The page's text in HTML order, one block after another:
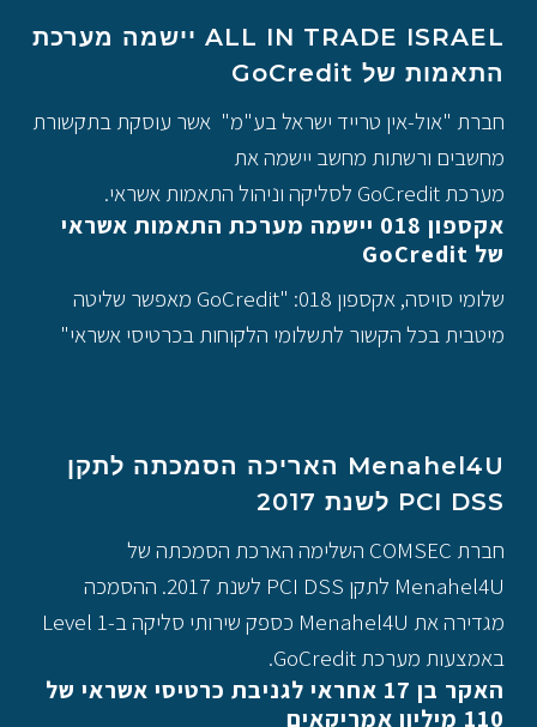
ALL IN TRADE ISRAEL יישמה מערכת
התאמות של GoCredit
חברת "אול-אין טרייד ישראל בע"מ" אשר עוסקת בתקשורת
מחשבים ורשתות מחשב יישמה את
מערכת GoCredit לסליקה וניהול התאמות אשראי.
אקספון 018 יישמה מערכת התאמות אשראי
של GoCredit
שלומי סויסה, אקספון 018: "GoCredit מאפשר שליטה
מיטבית בכל הקשור לתשלומי הלקוחות בכרטיסי אשראי"
Menahel4U האריכה הסמכתה לתקן
PCI DSS לשנת 2017
חברת COMSEC השלימה הארכת הסמכתה של
Menahel4U לתקן PCI DSS לשנת 2017. ההסמכה
מגדירה את Menahel4U כספק שירותי סליקה ב-Level 1
באמצעות מערכת GoCredit.
האקר בן 17 אחראי לגניבת כרטיסי אשראי של
110 מיליון אמריקאים